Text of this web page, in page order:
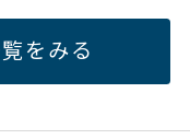
をみる